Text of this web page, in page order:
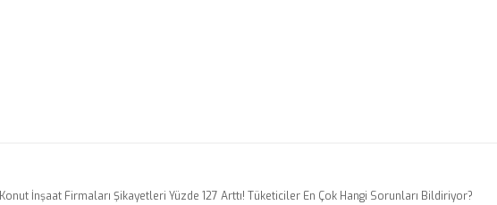
Konut İnşaat Firmaları Şikayetleri Yüzde 127 Arttı! Tüketiciler En Çok Hangi Sorunları Bildiriyor?